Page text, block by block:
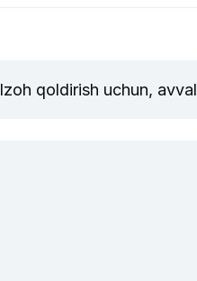
Izoh qoldirish uchun, avval